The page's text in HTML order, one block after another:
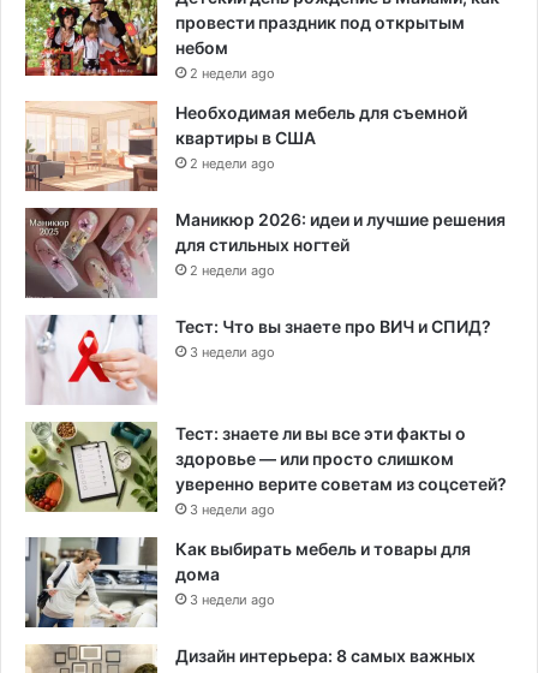
провести праздник под открытым
небом
2 недели ago
Необходимая мебель для съемной
квартиры в США
2 недели ago
Маникюр 2026: идеи и лучшие решения
для стильных ногтей
2 недели ago
Тест: Что вы знаете про ВИЧ и СПИД?
3 недели ago
Тест: знаете ли вы все эти факты о
здоровье — или просто слишком
уверенно верите советам из соцсетей?
3 недели ago
Как выбирать мебель и товары для
дома
3 недели ago
Дизайн интерьера: 8 самых важных